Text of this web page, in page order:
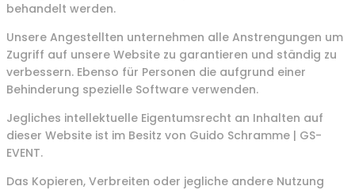
behandelt werden.
Unsere Angestellten unternehmen alle Anstrengungen um
Zugriff auf unsere Website zu garantieren und ständig zu
verbessern. Ebenso für Personen die aufgrund einer
Behinderung spezielle Software verwenden.
Jegliches intellektuelle Eigentumsrecht an Inhalten auf
dieser Website ist im Besitz von Guido Schramme | GS-
EVENT.
Das Kopieren, Verbreiten oder jegliche andere Nutzung